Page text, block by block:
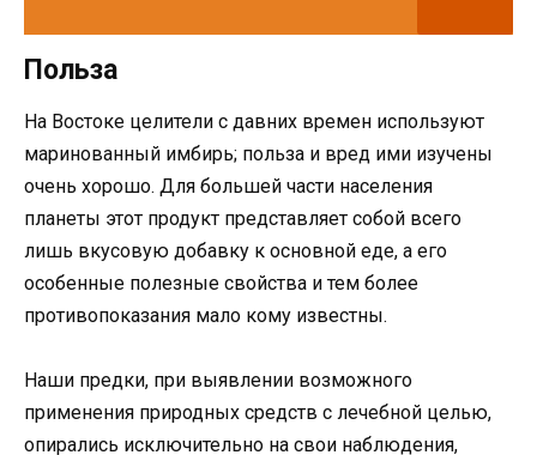
Польза
На Востоке целители с давних времен используют
маринованный имбирь; польза и вред ими изучены
очень хорошо. Для большей части населения
планеты этот продукт представляет собой всего
лишь вкусовую добавку к основной еде, а его
особенные полезные свойства и тем более
противопоказания мало кому известны.
Наши предки, при выявлении возможного
применения природных средств с лечебной целью,
опирались исключительно на свои наблюдения,